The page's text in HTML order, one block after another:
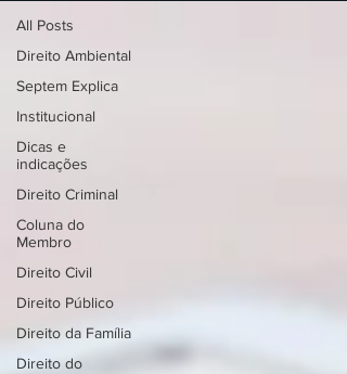
All Posts
Direito Ambiental
Septem Explica
Institucional
Dicas e
indicações
Direito Criminal
Coluna do
Membro
Direito Civil
Direito Público
Direito da Família
Direito do